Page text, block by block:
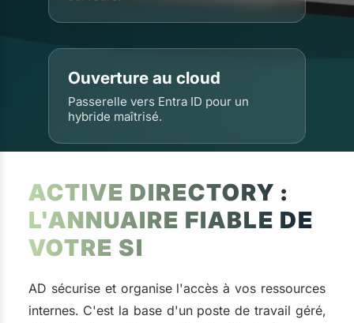
Ouverture au cloud
Passerelle vers Entra ID pour un
hybride maîtrisé.
ACTIVE DIRECTORY :
L'ANNUAIRE FIABLE DE
VOTRE SI
AD sécurise et organise l'accès à vos ressources
internes. C'est la base d'un poste de travail géré,